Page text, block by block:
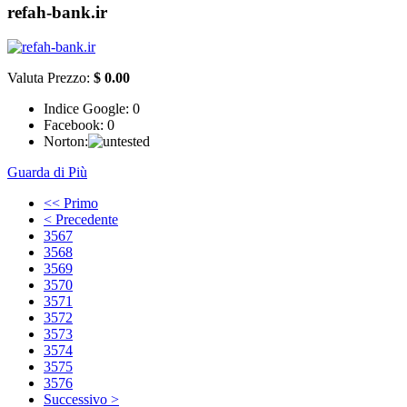
refah-bank.ir
Valuta Prezzo: $ 0.00
Indice Google: 0
Facebook: 0
Norton:
Guarda di Più
<< Primo
< Precedente
3567
3568
3569
3570
3571
3572
3573
3574
3575
3576
Successivo >